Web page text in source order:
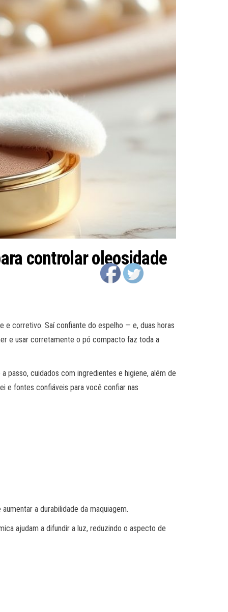
controlar oleosidade
e corretivo. Saí confiante do espelho — e, duas horas
e usar corretamente o pó compacto faz toda a
passo, cuidados com ingredientes e higiene, além de
e fontes confiáveis para você confiar nas
a durabilidade da maquiagem.
ajudam a difundir a luz, reduzindo o aspecto de